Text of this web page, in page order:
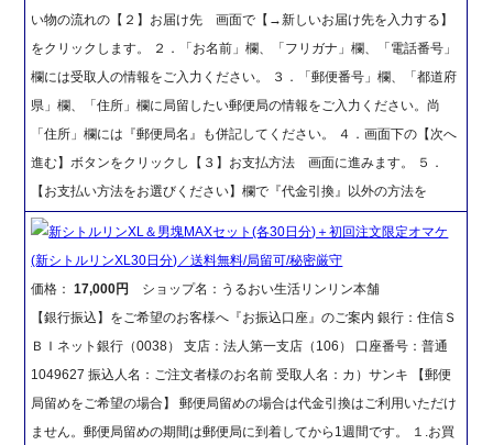
い物の流れの【２】お届け先 画面で【→新しいお届け先を入力する】
をクリックします。 ２．「お名前」欄、「フリガナ」欄、「電話番号」
欄には受取人の情報をご入力ください。 ３．「郵便番号」欄、「都道府
県」欄、「住所」欄に局留したい郵便局の情報をご入力ください。尚
「住所」欄には『郵便局名』も併記してください。 ４．画面下の【次へ
進む】ボタンをクリックし【３】お支払方法 画面に進みます。 ５．
【お支払い方法をお選びください】欄で『代金引換』以外の方法を
新シトルリンXL＆男塊MAXセット(各30日分)＋初回注文限定オマケ
(新シトルリンXL30日分)／送料無料/局留可/秘密厳守
価格：17,000円
ショップ名：うるおい生活リンリン本舗
【銀行振込】をご希望のお客様へ『お振込口座』のご案内 銀行：住信Ｓ
ＢＩネット銀行（0038） 支店：法人第一支店（106） 口座番号：普通
1049627 振込人名：ご注文者様のお名前 受取人名：カ）サンキ 【郵便
局留めをご希望の場合】 郵便局留めの場合は代金引換はご利用いただけ
ません。郵便局留めの期間は郵便局に到着してから1週間です。 １.お買